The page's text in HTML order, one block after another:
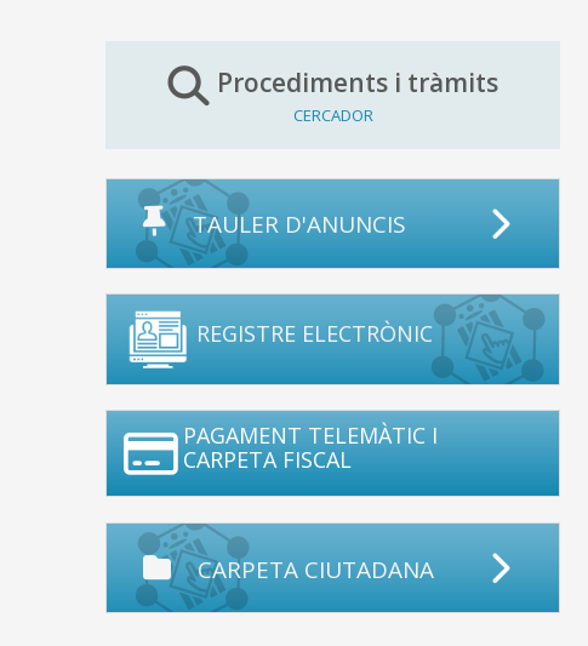
Procediments i tràmits
CERCADOR
TAULER D'ANUNCIS
REGISTRE ELECTRÒNIC
PAGAMENT TELEMÀTIC I
CARPETA FISCAL
CARPETA CIUTADANA